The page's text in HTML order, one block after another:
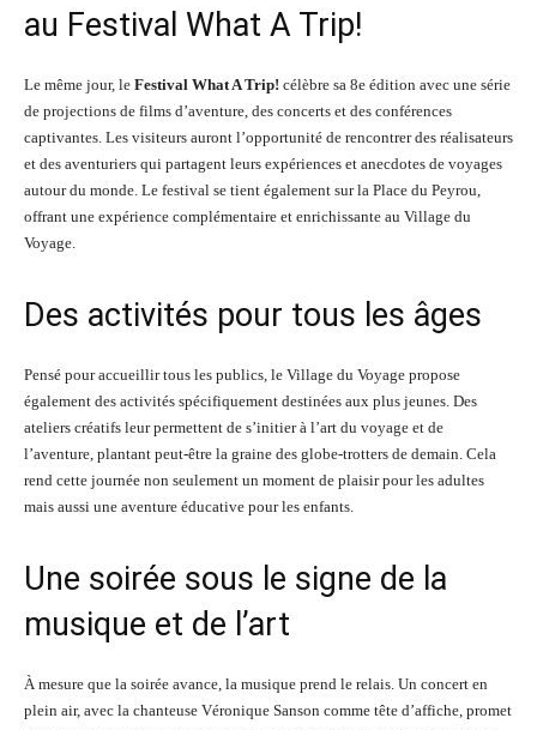
au Festival What A Trip!
Le même jour, le Festival What A Trip! célèbre sa 8e édition avec une série
de projections de films d’aventure, des concerts et des conférences
captivantes. Les visiteurs auront l’opportunité de rencontrer des réalisateurs
et des aventuriers qui partagent leurs expériences et anecdotes de voyages
autour du monde. Le festival se tient également sur la Place du Peyrou,
offrant une expérience complémentaire et enrichissante au Village du
Voyage.
Des activités pour tous les âges
Pensé pour accueillir tous les publics, le Village du Voyage propose
également des activités spécifiquement destinées aux plus jeunes. Des
ateliers créatifs leur permettent de s’initier à l’art du voyage et de
l’aventure, plantant peut-être la graine des globe-trotters de demain. Cela
rend cette journée non seulement un moment de plaisir pour les adultes
mais aussi une aventure éducative pour les enfants.
Une soirée sous le signe de la
musique et de l’art
À mesure que la soirée avance, la musique prend le relais. Un concert en
plein air, avec la chanteuse Véronique Sanson comme tête d’affiche, promet